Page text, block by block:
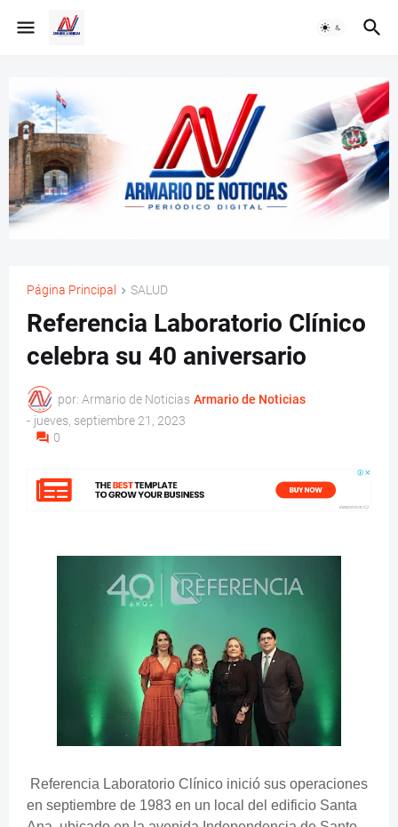
Página Principal SALUD
Referencia Laboratorio Clínico
celebra su 40 aniversario
por: Armario de Noticias Armario de Noticias
- jueves, septiembre 21, 2023
0
Referencia Laboratorio Clínico inició sus operaciones
en septiembre de 1983 en un local del edificio Santa